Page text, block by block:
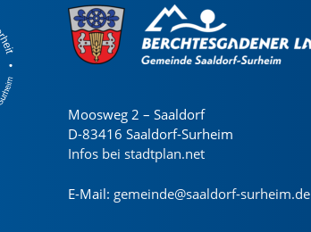
Moosweg 2 – Saaldorf
D-83416 Saaldorf-Surheim
Infos bei stadtplan.net
E-Mail: gemeinde@saaldorf-surheim.de